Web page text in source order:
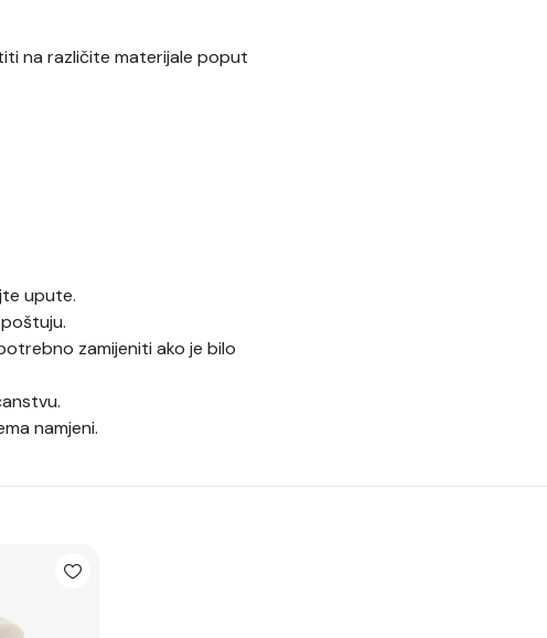
na različite materijale poput
upute.
zamijeniti ako je bilo
namjeni.